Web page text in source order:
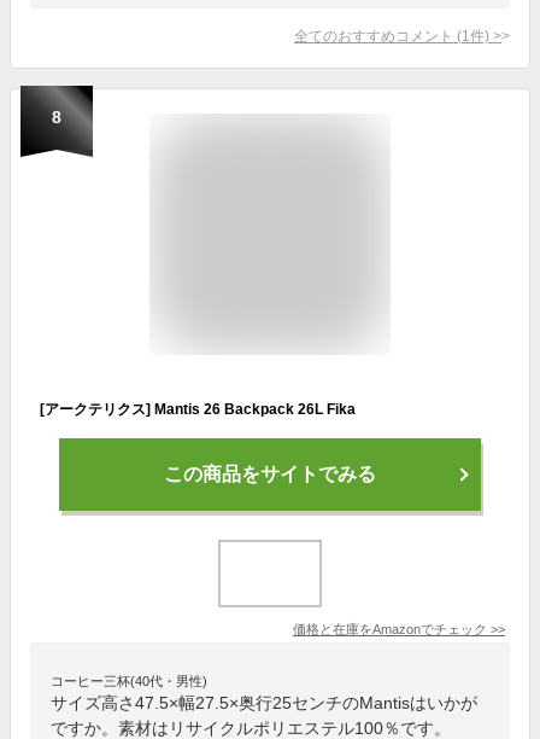
全てのおすすめコメント (1 件) >
8
[アークテリクス] Mantis 26 Backpack 26L Fika
この商品をサイトでみる
価格と在庫をAmazonでチェック >>
コーヒー三杯(40代・男性)
サイズ高さ47.5×幅27.5×奥行25センチのMantisはいかが
ですか。素材はリサイクルポリエステル100％です。